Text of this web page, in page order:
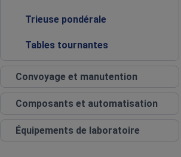
Trieuse pondérale
Tables tournantes
Convoyage et manutention
Composants et automatisation
Équipements de laboratoire